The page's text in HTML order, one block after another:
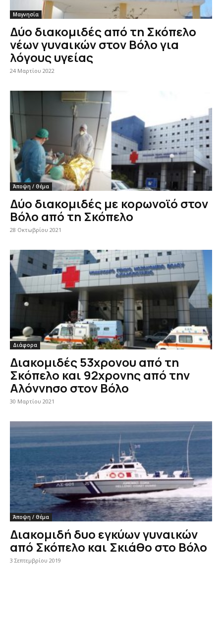
Μαγνησία
Δύο διακομιδές από τη Σκόπελο
νέων γυναικών στον Βόλο για
λόγους υγείας
24 Μαρτίου 2022
Άποψη / Θέμα
Δύο διακομιδές με κορωνοϊό στον
Βόλο από τη Σκόπελο
28 Οκτωβρίου 2021
Διάφορα
Διακομιδές 53χρονου από τη
Σκόπελο και 92χρονης από την
Αλόννησο στον Βόλο
30 Μαρτίου 2021
Άποψη / Θέμα
Διακομιδή δυο εγκύων γυναικών
από Σκόπελο και Σκιάθο στο Βόλο
3 Σεπτεμβρίου 2019